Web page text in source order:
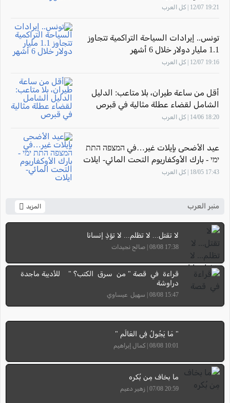
19:21 12/07 | كل العرب
تونس.. إيرادات السياحة التراكمية تتجاوز
1.1 مليار دولار خلال 6 أشهر
19:16 12/07 | كل العرب
أقل من ساعة طيران، بلا متاعب: الدليل
الشامل لقضاء عطلة مثالية في قبرص
18:20 14/06 | كل العرب
عيد الأضحى بإيلات غير…في המצפה התת
ימי - بارك الأوكفاريوم التحت المائي- ايلات
17:43 18/05 | كل العرب
منبر العرب المزيد
لا تقتل... لا تظلم... لا تؤذِ إنسانا
17:38 08/08 | صالح نجيدات
قراءة في قصة " من سرق الكتب؟ " للأديبة ماجدة
دراوشة
15:47 08/08 | سهيل عيساوي
" مَا يَجُولُ فِي العَالَم "
10:01 08/08 | كمال إبراهيم
ما بخاف مِن بُكره
20:59 07/08 | زهير دعيم